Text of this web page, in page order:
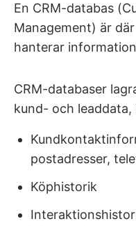
En CRM-databas
Management) är
hanterar
CRM-databaser
kund- och leaddata,
postadresser,
Köphistorik